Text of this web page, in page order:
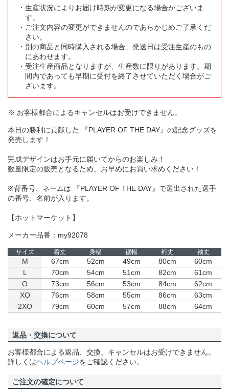
生産状況によりお届け時期が変更になる場合がございま
す。
ご注文内容の変更ができませんのであらかじめご了承くだ
さい。
別の商品と同時購入される場合、発送日は受注生産のもの
にあわせます。
受注生産商品となりますが、生産数に限りがあります。期
間内であっても早期に受付を終了させていただく場合がご
ざいます。
※ お客様都合によるキャンセルはお受けできません。
本日の勝利に貢献した 『PLAYER OF THE DAY』の記念グッズを
発売します！
完成デザインはお手元に届いてからのお楽しみ！
数量限定の販売となるため、お早めにお買い求めください！
※背番号、ネームは 『PLAYER OF THE DAY』で選出された選手
の番号、名前が入ります。
【ホットマーケット】
メーカー品番：my92078
サイズ 着丈 身幅 裾幅 裄丈 袖丈
M 67cm 52cm 49cm 80cm
60cm
L
70cm 54cm 51cm 82cm
61cm
O
73cm 56cm 53cm 84cm
62cm
XO
76cm 58cm 55cm 86cm
63cm
2XO
79cm 60cm 57cm 88cm 64cm
返品・交換について
お客様都合による返品、交換、キャンセルはお受けできません。
詳しくはヘルプページをご確認ください。
ご注文の確定について